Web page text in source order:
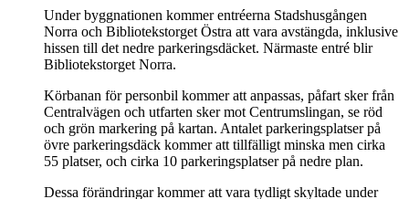
Under byggnationen kommer entréerna Stadshusgången
Norra och Bibliotekstorget Östra att vara avstängda, inklusive
hissen till det nedre parkeringsdäcket. Närmaste entré blir
Bibliotekstorget Norra.
Körbanan för personbil kommer att anpassas, påfart sker från
Centralvägen och utfarten sker mot Centrumslingan, se röd
och grön markering på kartan. Antalet parkeringsplatser på
övre parkeringsdäck kommer att tillfälligt minska men cirka
55 platser, och cirka 10 parkeringsplatser på nedre plan.
Dessa förändringar kommer att vara tydligt skyltade under